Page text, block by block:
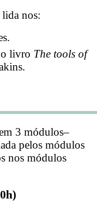
nos:
livro The tools of
3 módulos–
pelos módulos
nos módulos